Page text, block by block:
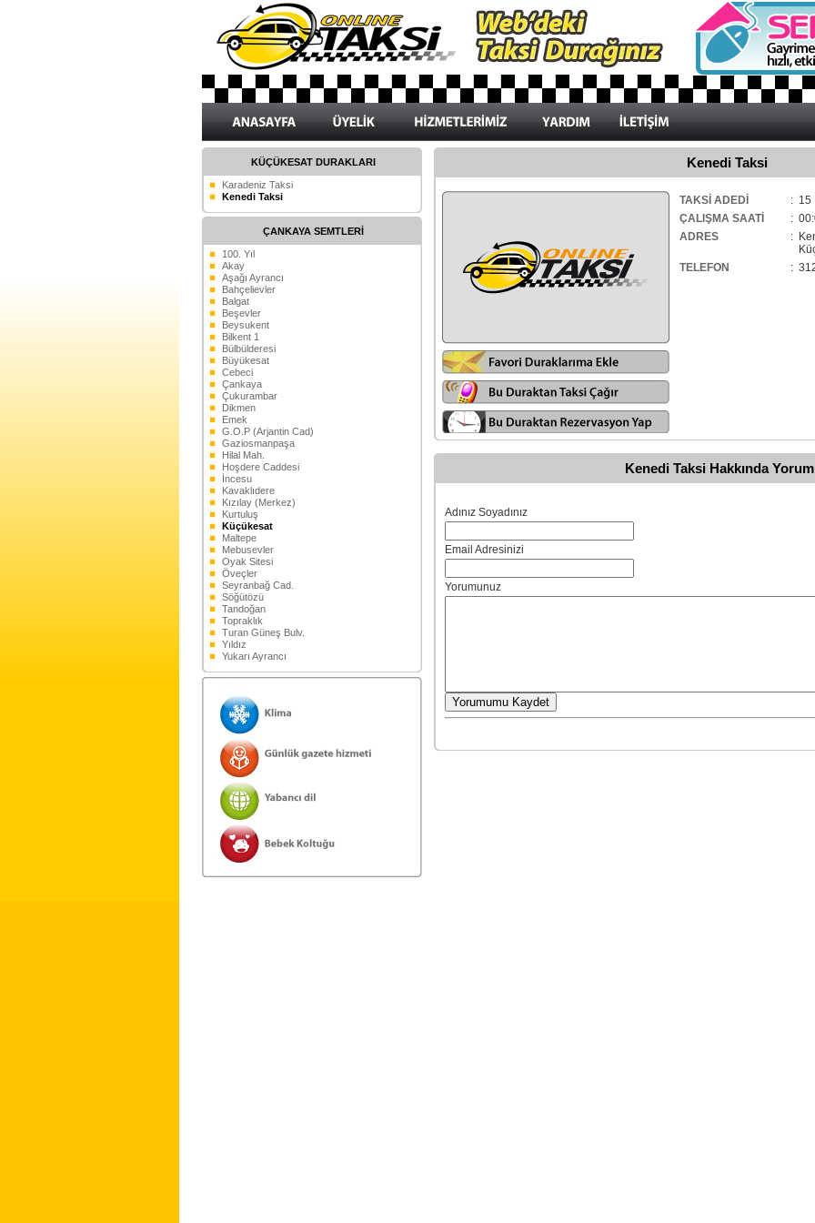
KÜÇÜKESAT DURAKLARI
Karadeniz Taksi
Kenedi Taksi
ÇANKAYA SEMTLERİ
100. Yıl
Akay
Aşağı Ayrancı
Bahçelievler
Balgat
Beşevler
Beysukent
Bilkent 1
Bülbülderesi
Büyükesat
Cebeci
Çankaya
Çukurambar
Dikmen
Emek
G.O.P (Arjantin Cad)
Gaziosmanpaşa
Hilal Mah.
Hoşdere Caddesi
İncesu
Kavaklıdere
Kızılay (Merkez)
Kurtuluş
Küçükesat
Maltepe
Mebusevler
Oyak Sitesi
Öveçler
Seyranbağ Cad.
Söğütözü
Tandoğan
Topraklık
Turan Güneş Bulv.
Yıldız
Yukarı Ayrancı
Kenedi Taksi
TAKSİ ADEDİ
: 15
ÇALIŞMA SAATİ
:
ADRES
:
TELEFON
:
Kenedi Taksi Hakkında
Adınız Soyadınız
Email Adresinizi
Yorumunuz